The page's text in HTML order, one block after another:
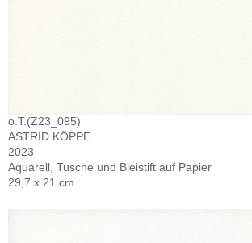
o.T.(Z23_095)
ASTRID KÖPPE
2023
Aquarell, Tusche und Bleistift auf Papier
29,7 x 21 cm